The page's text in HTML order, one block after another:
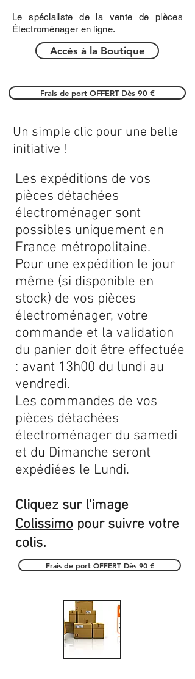
Le spécialiste de la vente de pièces
Électroménager en ligne.
Accés à la Boutique
Frais de port OFFERT Dès 90 €
Les expéditions de vos
pièces détachées
électroménager sont
possibles uniquement en
France métropolitaine.
Pour une expédition le jour
même (si disponible en
stock) de vos pièces
électroménager, votre
commande et la validation
du panier doit être effectuée
: avant 13h00 du lundi au
vendredi.
Les commandes de vos
pièces détachées
électroménager du samedi
et du Dimanche seront
expédiées le Lundi.
Cliquez sur l'image
Colissimo pour suivre votre
colis.
Un simple clic pour une belle
initiative !
Frais de port OFFERT Dès 90 €